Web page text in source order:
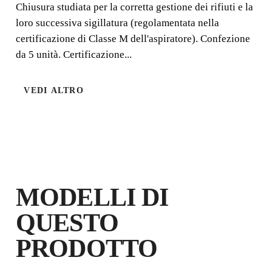
Sacco filtro per aspirazione polveri classe M.
Appositamente progettato per l'aspirapolvere Clear.
REGISTRANDO QUESTO
PRODOTTO NEL RUBI CLUB
GUADAGNA
Chiusura studiata per la corretta gestione dei rifiuti e la
loro successiva sigillatura (regolamentata nella
certificazione di Classe M dell'aspiratore). Confezione
da 5 unità. Certificazione...
VEDI ALTRO
MODELLI DI
QUESTO
PRODOTTO